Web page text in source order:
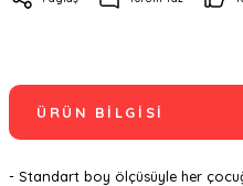
ÜRÜN BILGISI
- Standart boy ölçüsüyle her